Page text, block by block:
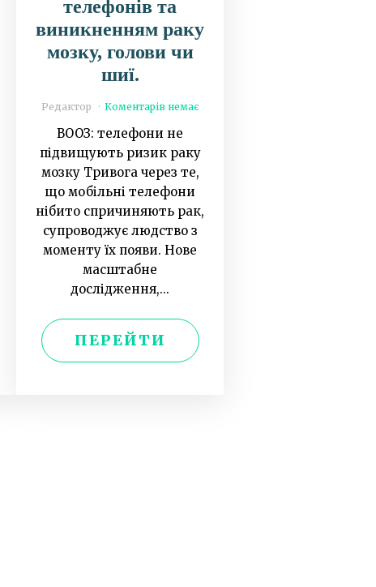
телефонів та
виникненням раку
мозку, голови чи
шиї.
Редактор Коментарів немає
ВООЗ: телефони не
підвищують ризик раку
мозку Тривога через те,
що мобільні телефони
нібито спричиняють рак,
супроводжує людство з
моменту їх появи. Нове
масштабне
дослідження,...
ПЕРЕЙТИ